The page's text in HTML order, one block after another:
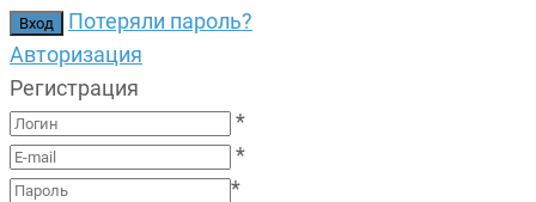
Потеряли пароль?
Авторизация
Регистрация
*
*
*